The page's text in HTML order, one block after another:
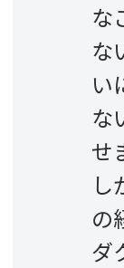
な
な
い
な
せ
し
の
ダ